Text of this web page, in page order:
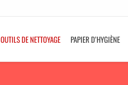
OUTILS DE NETTOYAGE PAPIER D’HYGIÈNE